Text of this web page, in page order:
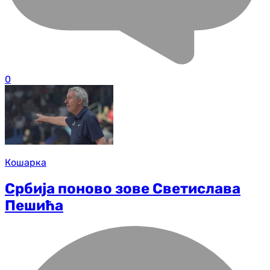
0
Кошарка
Србија поново зове Светислава
Пешића